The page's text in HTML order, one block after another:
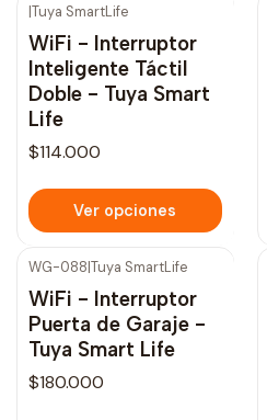
|Tuya SmartLife
WiFi - Interruptor
Inteligente Táctil
Doble - Tuya Smart
Life
$114.000
Ver opciones
WG-088|Tuya SmartLife
WiFi - Interruptor
Puerta de Garaje -
Tuya Smart Life
$180.000